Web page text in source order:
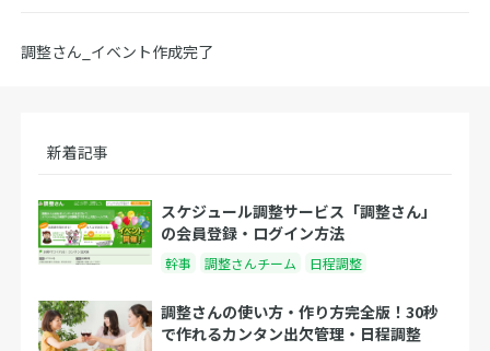
調整さん_イベント作成完了
新着記事
スケジュール調整サービス「調整さん」
の会員登録・ログイン方法
幹事 調整さんチーム 日程調整
調整さんの使い方・作り方完全版！30秒
で作れるカンタン出欠管理・日程調整